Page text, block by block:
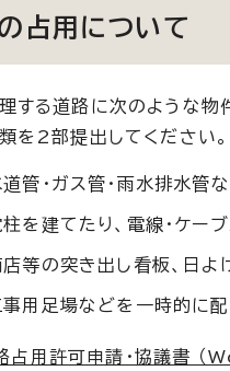
占用について
する道路に次のような物
を2部提出してください
道管・ガス管・雨水排水管
を建てたり、電線・ケー
等の突き出し看板、日よ
事用足場などを一時的に配
占用許可申請・協議書